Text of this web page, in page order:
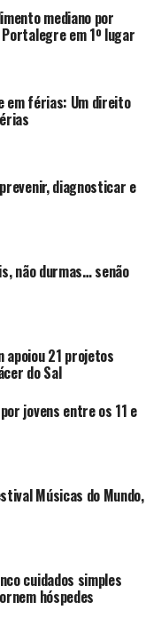
mediano por
em 1º lugar
em férias: Um direito
diagnosticar e
não durmas… senão
apoiou 21 projetos
do Sal
jovens entre os 11 e
Músicas do Mundo,
cuidados simples
hóspedes